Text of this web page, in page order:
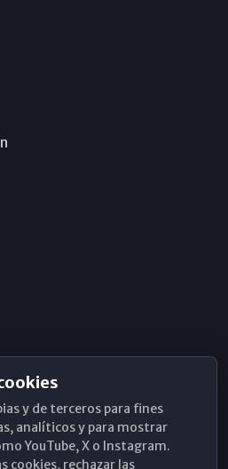
y de terceros para fines
analíticos y para mostrar
YouTube, X o Instagram.
cookies, rechazar las